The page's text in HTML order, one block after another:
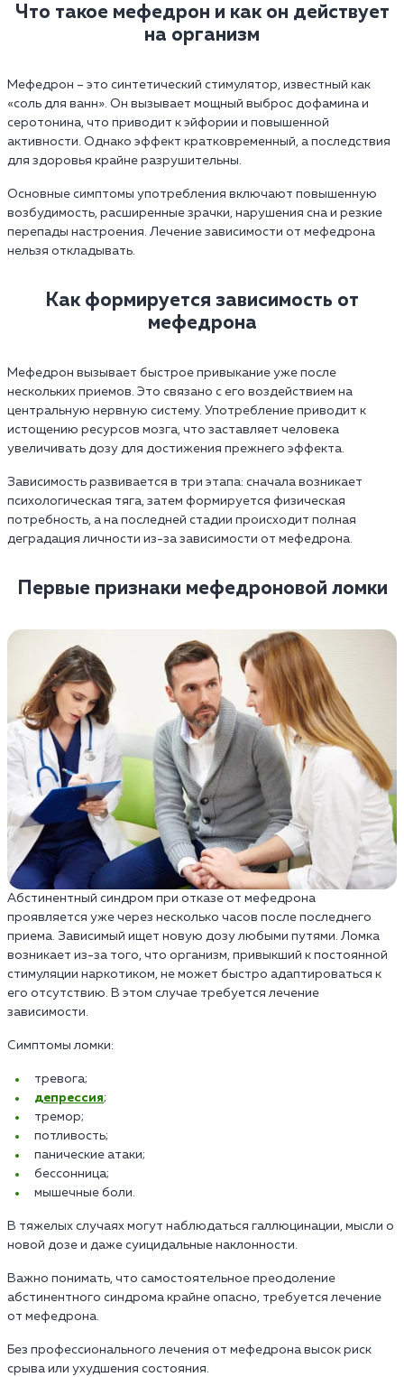
Что такое мефедрон и как он действует
на организм
Мефедрон – это синтетический стимулятор, известный как
«соль для ванн». Он вызывает мощный выброс дофамина и
серотонина, что приводит к эйфории и повышенной
активности. Однако эффект кратковременный, а последствия
для здоровья крайне разрушительны.
Основные симптомы употребления включают повышенную
возбудимость, расширенные зрачки, нарушения сна и резкие
перепады настроения. Лечение зависимости от мефедрона
нельзя откладывать.
Как формируется зависимость от
мефедрона
Мефедрон вызывает быстрое привыкание уже после
нескольких приемов. Это связано с его воздействием на
центральную нервную систему. Употребление приводит к
истощению ресурсов мозга, что заставляет человека
увеличивать дозу для достижения прежнего эффекта.
Зависимость развивается в три этапа: сначала возникает
психологическая тяга, затем формируется физическая
потребность, а на последней стадии происходит полная
деградация личности из-за зависимости от мефедрона.
Первые признаки мефедроновой ломки
Абстинентный синдром при отказе от мефедрона
проявляется уже через несколько часов после последнего
приема. Зависимый ищет новую дозу любыми путями. Ломка
возникает из-за того, что организм, привыкший к постоянной
стимуляции наркотиком, не может быстро адаптироваться к
его отсутствию. В этом случае требуется лечение
зависимости.
Симптомы ломки:
тревога;
депрессия;
тремор;
потливость;
панические атаки;
бессонница;
мышечные боли.
В тяжелых случаях могут наблюдаться галлюцинации, мысли о
новой дозе и даже суицидальные наклонности.
Важно понимать, что самостоятельное преодоление
абстинентного синдрома крайне опасно, требуется лечение
от мефедрона.
Без профессионального лечения от мефедрона высок риск
срыва или ухудшения состояния.